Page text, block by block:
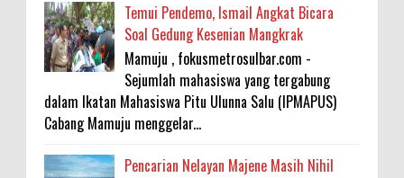
Temui Pendemo, Ismail Angkat Bicara
Soal Gedung Kesenian Mangkrak
Mamuju , fokusmetrosulbar.com -
Sejumlah mahasiswa yang tergabung
dalam Ikatan Mahasiswa Pitu Ulunna Salu (IPMAPUS)
Cabang Mamuju menggelar...
Pencarian Nelayan Majene Masih Nihil